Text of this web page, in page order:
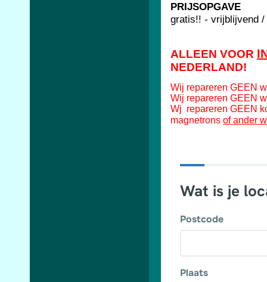
PRIJSOPGAVE
gratis!! - vrijblijvend
ALLEEN VOOR
NEDERLAND!
Wij repareren GEEN
Wij repareren GEEN
Wj repareren GEEN
magnetrons of ander